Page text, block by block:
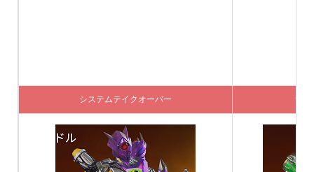
システムテイクオーバー サラ